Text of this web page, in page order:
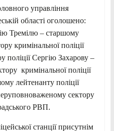
управління
області оголошено:
Тремілю – старшому
кримінальної поліції
Сергію Захарову –
кримінальної поліції
лейтенанту поліції
сектору
РВП.
станції присутнім